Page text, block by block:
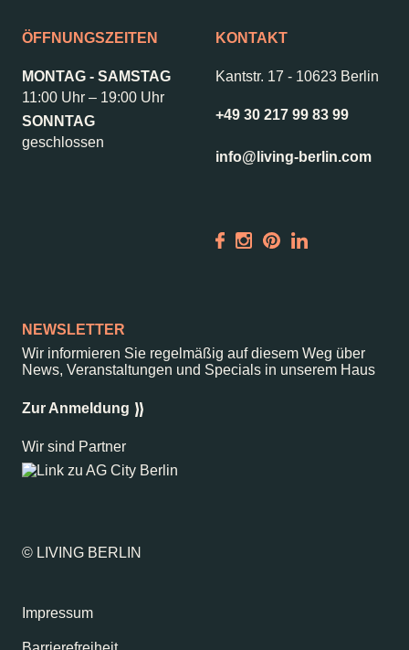
Kontakt
ALICE Rooftop &
Garden
–
ÖFFNUNGSZEITEN
MONTAG - SAMSTAG
11:00 Uhr – 19:00 Uhr
SONNTAG
geschlossen
KONTAKT
Kantstr. 17 - 10623 Berlin
+49 30 217 99 83 99
info@living-berlin.com
NEWSLETTER
Wir informieren Sie regelmäßig auf diesem Weg über
News, Veranstaltungen und Specials in unserem Haus
Zur Anmeldung
Wir sind Partner
© LIVING BERLIN
Impressum